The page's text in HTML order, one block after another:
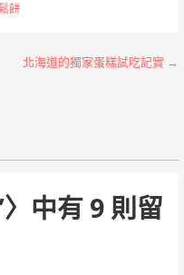
餅
北海道的獨家蛋糕試吃記實 →
〉中有 9 則留